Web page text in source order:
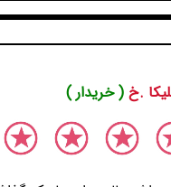
.خ ( خریدار )